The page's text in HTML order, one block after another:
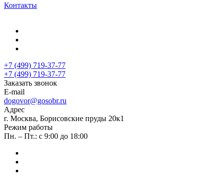
Контакты
+7 (499) 719-37-77
+7 (499) 719-37-77
Заказать звонок
E-mail
dogovor@gosobr.ru
Адрес
г. Москва, Борисовские пруды 20к1
Режим работы
Пн. – Пт.: с 9:00 до 18:00